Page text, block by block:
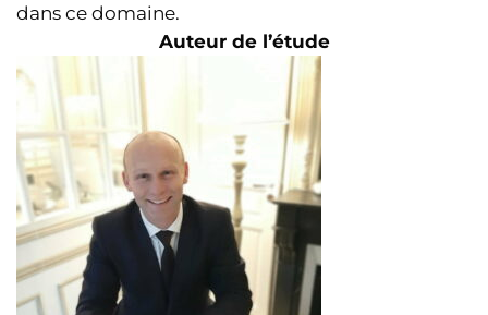
dans ce domaine.
Auteur de l’étude